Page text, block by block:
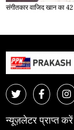
न्यूज़लेटर प्राप्त